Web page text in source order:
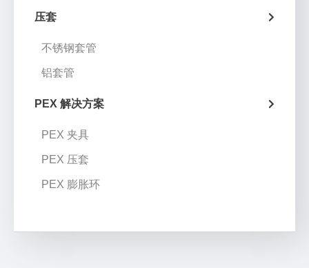
压套
不锈钢套管
铝套管
PEX 解决方案
PEX 夹具
PEX 压套
PEX 膨胀环